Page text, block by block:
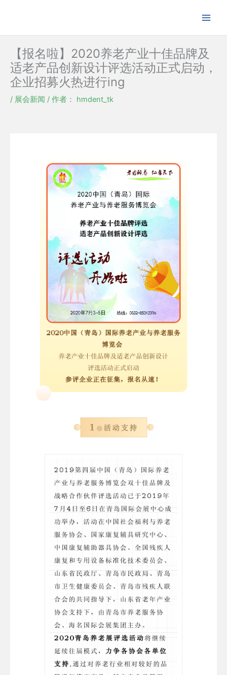
内
【报名啦】2020养老产业十佳品牌及
适老产品创新设计评选活动正式启动，
企业招募火热进行ing
/ 展会新闻 / 作者： hmdent_tk